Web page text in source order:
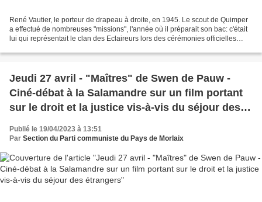
René Vautier, le porteur de drapeau à droite, en 1945. Le scout de Quimper
a effectué de nombreuses "missions", l'année où il préparait son bac: c'était
lui qui représentait le clan des Eclaireurs lors des cérémonies officielles
Jeudi 27 avril - "Maîtres" de Swen de Pauw -
Ciné-débat à la Salamandre sur un film portant
sur le droit et la justice vis-à-vis du séjour des
étrangers
Publié le 19/04/2023 à 13:51
Par Section du Parti communiste du Pays de Morlaix